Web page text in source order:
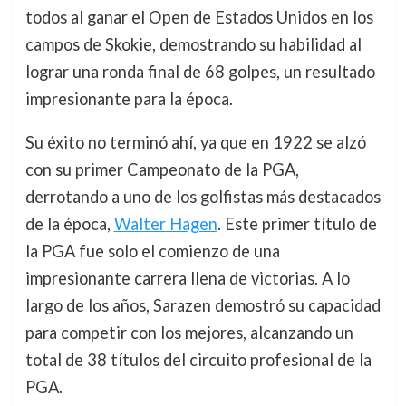
todos al ganar el Open de Estados Unidos en los
campos de Skokie, demostrando su habilidad al
lograr una ronda final de 68 golpes, un resultado
impresionante para la época.
Su éxito no terminó ahí, ya que en 1922 se alzó
con su primer Campeonato de la PGA,
derrotando a uno de los golfistas más destacados
de la época, Walter Hagen. Este primer título de
la PGA fue solo el comienzo de una
impresionante carrera llena de victorias. A lo
largo de los años, Sarazen demostró su capacidad
para competir con los mejores, alcanzando un
total de 38 títulos del circuito profesional de la
PGA.